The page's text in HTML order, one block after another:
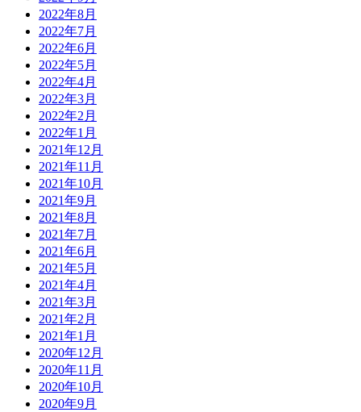
2022年8月
2022年7月
2022年6月
2022年5月
2022年4月
2022年3月
2022年2月
2022年1月
2021年12月
2021年11月
2021年10月
2021年9月
2021年8月
2021年7月
2021年6月
2021年5月
2021年4月
2021年3月
2021年2月
2021年1月
2020年12月
2020年11月
2020年10月
2020年9月